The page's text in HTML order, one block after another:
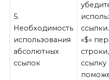
5.
Необходимость
использования
абсолютных
ссылок
«$»